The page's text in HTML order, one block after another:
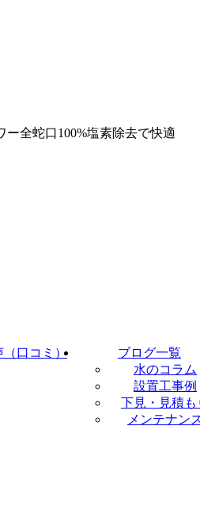
全蛇口100%塩素除去で快適
（口コミ）
ブログ一覧
水のコラム
設置工事例
下見・見積も
メンテナン